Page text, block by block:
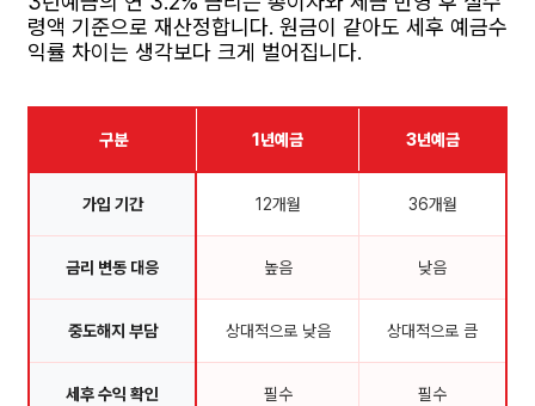
령액 기준으로 재산정합니다. 원금이 같아도 세후 예금수
익률 차이는 생각보다 크게 벌어집니다.
구분 1년예금 3년예금
가입 기간 12개월 36개월
금리 변동 대응 높음 낮음
중도해지 부담 상대적으로 낮음 상대적으로 큼
세후 수익 확인 필수 필수